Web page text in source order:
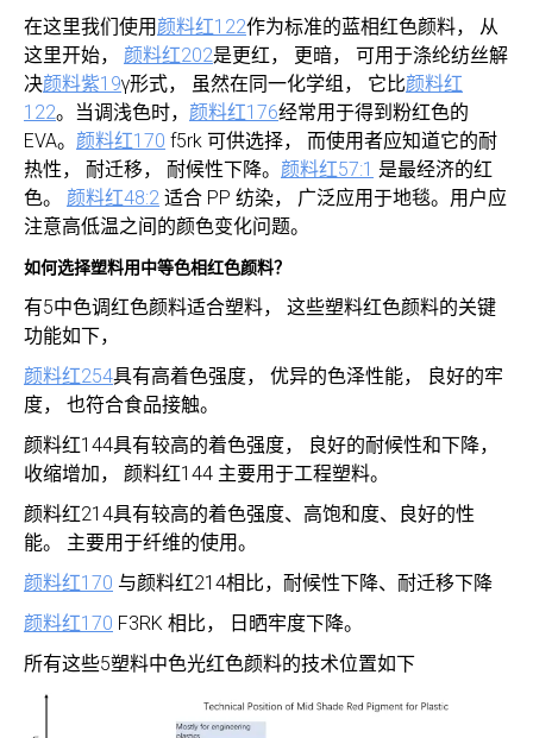
在这里我们使用 颜料红122作为标准的蓝相红色颜料， 从
这里开始， 颜料红202是更红， 更暗， 可用于涤纶纺丝解
决颜料紫19γ形式， 虽然在同一化学组， 它比颜料红
122。当调浅色时， 颜料红176经常用于得到粉红色的
EVA。 颜料红170 f5rk 可供选择， 而使用者应知道它的耐
热性， 耐迁移， 耐候性下降。 颜料红57:1 是最经济的红
色。 颜料红48:2 适合 PP 纺染， 广泛应用于地毯。用户应
注意高低温之间的颜色变化问题。
如何选择塑料用中等色相红色颜料？
有5中色调红色颜料适合塑料， 这些塑料红色颜料的关键
功能如下，
颜料红254具有高着色强度， 优异的色泽性能， 良好的牢
度， 也符合食品接触。
颜料红144具有较高的着色强度， 良好的耐候性和下降，
收缩增加， 颜料红144 主要用于工程塑料。
颜料红214具有较高的着色强度、高饱和度、良好的性
能。 主要用于纤维的使用。
颜料红170 与颜料红214相比，耐候性下降、耐迁移下降
颜料红170 F3RK 相比， 日晒牢度下降。
所有这些5塑料中色光红色颜料的技术位置如下